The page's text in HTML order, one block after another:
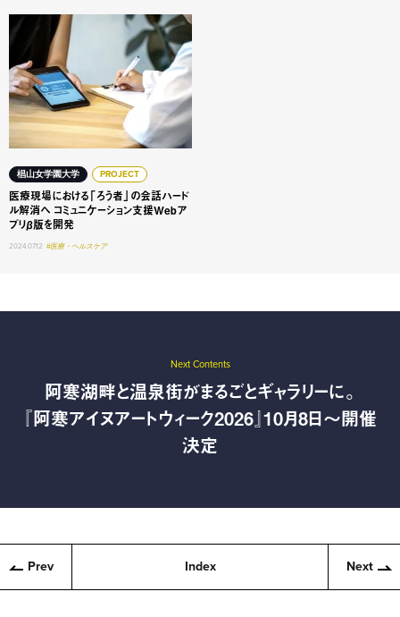
椙山女学園大学 PROJECT
医療現場における「ろう者」の会話ハード
ル解消へ コミュニケーション支援Webア
プリβ版を開発
2024.07.12 #医療・ヘルスケア
医療現場における「ろう者」の会話ハードル解消へ コミュ
Next Contents
阿寒湖畔と温泉街がまるごとギャラリーに。
『阿寒アイヌアートウィーク2026』10月8日〜開催
決定
Prev Index Next